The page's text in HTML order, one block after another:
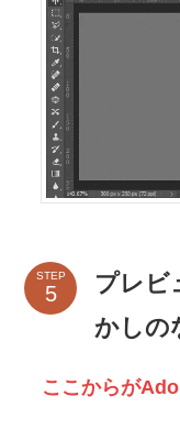
STEP
プレビ
かしの
ここからが